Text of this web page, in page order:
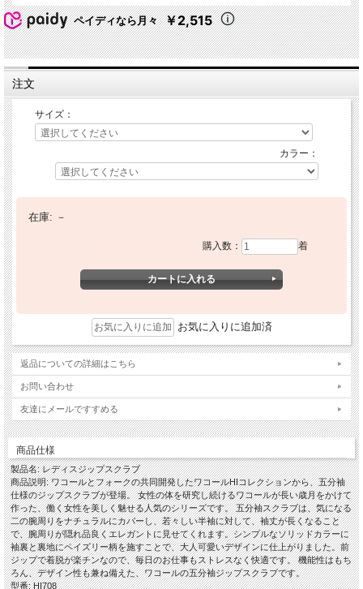
ペイディなら月々 ￥2,515
注文
サイズ：
カラー：
在庫: －
購入数： 着
お気に入りに追加済
返品についての詳細はこちら
お問い合わせ
友達にメールですすめる
商品仕様
製品名: レディスジップスクラブ
商品説明: ワコールとフォークの共同開発したワコールHIコレクションから、五分袖
仕様のジップスクラブが登場。 女性の体を研究し続けるワコールが長い歳月をかけて
作った、働く女性を美しく魅せる人気のシリーズです。 五分袖スクラブは、気になる
二の腕周りをナチュラルにカバーし、若々しい半袖に対して、袖丈が長くなること
で、腕周りが隠れ品良くエレガントに見せてくれます。シンプルなソリッドカラーに
袖裏と裏地にペイズリー柄を施すことで、大人可愛いデザインに仕上がりました。前
ジップで着脱が楽チンなので、毎日のお仕事もストレスなく快適です。 機能性はもち
ろん、デザイン性も兼ね備えた、ワコールの五分袖ジップスクラブです。
型番: HI708